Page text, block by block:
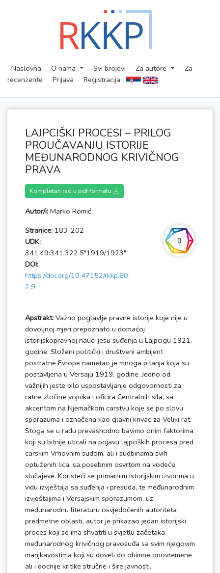
Naslovna O nama Svi brojevi Za autore
Za
recenzente
Prijava Registracija
LAJPCIŠKI PROCESI – PRILOG
PROUČAVANJU ISTORIJE
MEĐUNARODNOG KRIVIČNOG
PRAVA
Kompletan rad u pdf formatu
Autor/i: Marko Romić,
Stranice: 183-202
UDK:
341.49:341.322.5"1919/1923"
DOI:
https://doi.org/10.47152/rkkp.60.
2.9
0
Apstrakt: Važno poglavlje pravne istorije koje nije u
dovoljnoj mjeri prepoznato u domaćoj
istorijskopravnoj nauci jesu suđenja u Lajpcigu 1921.
godine. Složeni politički i društveni ambijent
postratne Evrope nametao je mnoga pitanja koja su
postavljena u Versaju 1919. godine. Jedno od
važnijih jeste bilo uspostavljanje odgovornosti za
ratne zločine vojnika i oficira Centralnih sila, sa
akcentom na Njemačkom carstvu koje se po slovu
sporazuma i označena kao glavni krivac za Veliki rat.
Stoga se u radu prevashodno bavimo onim faktorima
koji su bitnije uticali na pojavu lajpciških procesa pred
carskim Vrhovnim sudom, ali i sudbinama svih
optuženih lica, sa posebnim osvrtom na vodeće
slučajeve. Koristeći se primarnim istorijskim izvorima u
vidu izvještaja sa suđenja i presuda, te međunarodnim
izvještajima i Versajskim sporazumom, uz
međunarodnu literaturu osvjedočenih autoriteta
predmetne oblasti, autor je prikazao jedan istorijski
proces koji se ima shvatiti u svjetlu začetaka
međunarodnog krivičnog pravosuđa sa svim njegovim
manjkavostima koji su doveli do obimne onovremene
ali i docnije kritike stručne i šire javnosti.